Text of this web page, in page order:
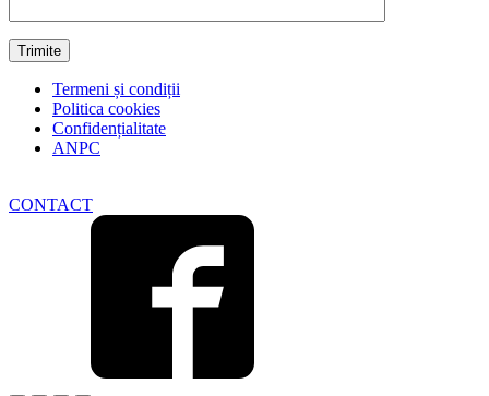
Termeni și condiții
Politica cookies
Confidențialitate
ANPC
CONTACT